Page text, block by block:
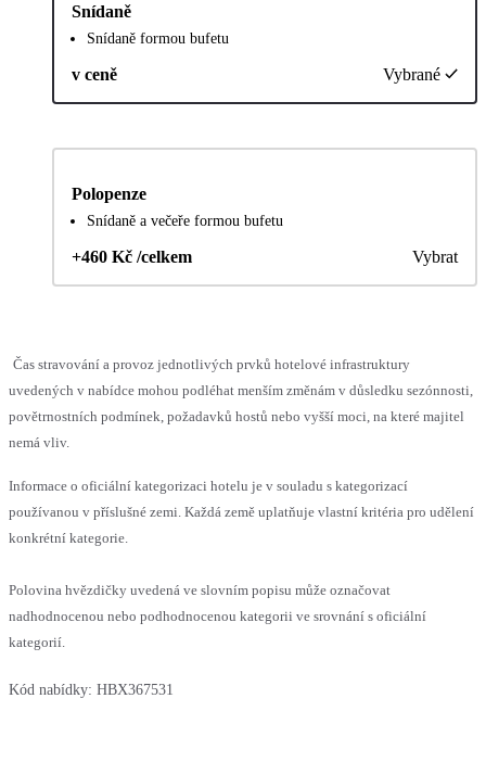
Snídaně
Snídaně formou bufetu
v ceně Vybrané
Polopenze
Snídaně a večeře formou bufetu
+460 Kč /celkem Vybrat
Čas stravování a provoz jednotlivých prvků hotelové infrastruktury
uvedených v nabídce mohou podléhat menším změnám v důsledku sezónnosti,
povětrnostních podmínek, požadavků hostů nebo vyšší moci, na které majitel
nemá vliv.
Informace o oficiální kategorizaci hotelu je v souladu s kategorizací
používanou v příslušné zemi. Každá země uplatňuje vlastní kritéria pro udělení
konkrétní kategorie.
Polovina hvězdičky uvedená ve slovním popisu může označovat
nadhodnocenou nebo podhodnocenou kategorii ve srovnání s oficiální
kategorií.
Kód nabídky: HBX367531